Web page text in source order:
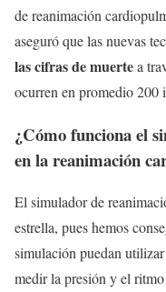
de reanimación
aseguró que las nuevas
las cifras de muertea
ocurren en promedio 200
¿Cómo funciona el
en la reanimación
El simulador de
estrella, pues hemos
simulación puedan
medir la presión y el